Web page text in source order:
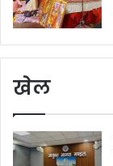
खेल